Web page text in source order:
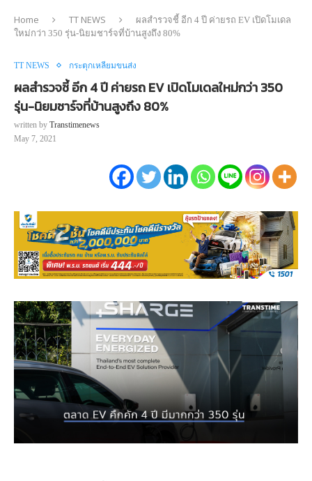
Home TT NEWS
ผลสำรวจชี้ อีก 4 ปี ค่ายรถ EV เปิดโมเดล
ใหม่กว่า 350 รุ่น-นิยมชาร์จที่บ้านสูงถึง 80%
TT NEWS กระตุกเหลี่ยมขนส่ง
ผลสำรวจชี้ อีก 4 ปี ค่ายรถ EV เปิดโมเดลใหม่กว่า 350
รุ่น-นิยมชาร์จที่บ้านสูงถึง 80%
written by Transtimenews
May 7, 2021